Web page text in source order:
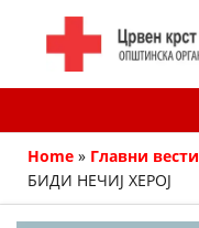
Home » Главни вести
БИДИ НЕЧИЈ ХЕРОЈ